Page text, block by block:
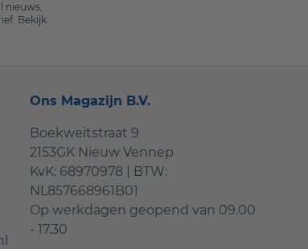
nieuws,
Bekijk
Ons Magazijn B.V.
Boekweitstraat 9
2153GK Nieuw Vennep
KvK: 68970978 | BTW:
NL857668961B01
Op werkdagen geopend van 09.00
- 17.30